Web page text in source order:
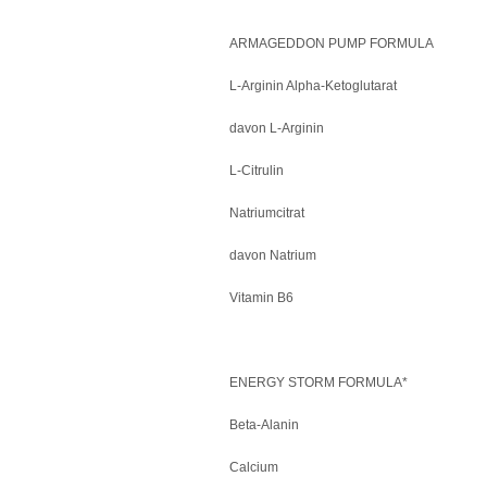
ARMAGEDDON PUMP FORMULA
L-Arginin Alpha-Ketoglutarat
davon L-Arginin
L-Citrulin
Natriumcitrat
davon Natrium
Vitamin B6
ENERGY STORM FORMULA*
Beta-Alanin
Calcium